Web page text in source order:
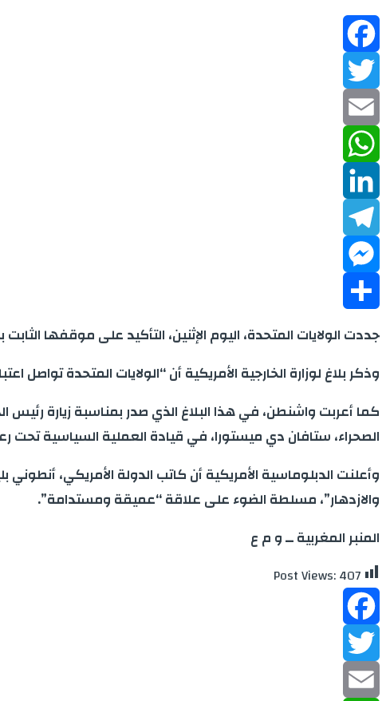
Facebook
Twitter
Email
WhatsApp
LinkedIn
Telegram
Messenger
Share
جددت الولايات المتحدة، اليوم الإثنين، التأكيد على موقفها
وذكر بلاغ لوزارة الخارجية الأمريكية أن “الولايات المتحدة
كما أعربت واشنطن، في هذا البلاغ الذي صدر بمناسبة زيارة رئيس
الصحراء، ستافان دي ميستورا، في قيادة العملية السياسية تحت
والازدهار”، مسلطة الضوء على علاقة “عميقة ومستدامة”.
المنبر المغربية ــ و م ع
Post Views:407
Facebook
Twitter